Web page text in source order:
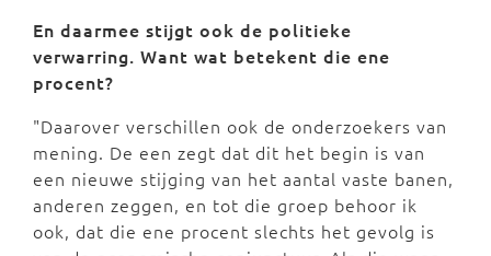
En daarmee stijgt ook de politieke
verwarring. Want wat betekent die ene
procent?
"Daarover verschillen ook de onderzoekers van
mening. De een zegt dat dit het begin is van
een nieuwe stijging van het aantal vaste banen,
anderen zeggen, en tot die groep behoor ik
ook, dat die ene procent slechts het gevolg is